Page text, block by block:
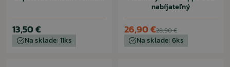
13,50 €
Na sklade: 11ks
nabíjateľný
28,90 €
26,90 €
Na sklade: 6ks